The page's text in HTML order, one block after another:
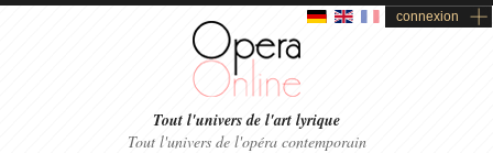
connexion
Tout l'univers de l'art lyrique
Tout l'univers de l'opéra contemporain